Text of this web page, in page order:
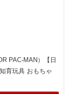
PAC-MAN）【日
育玩具 おもちゃ